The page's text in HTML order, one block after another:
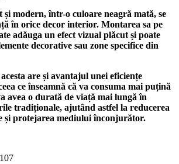
și modern, într-o culoare neagră mată, se
în orice decor interior. Montarea sa pe
adăuga un efect vizual plăcut și poate
decorative sau zone specifice din
are și avantajul unei eficiențe
ce înseamnă că va consuma mai puțină
avea o durată de viață mai lungă în
tradiționale, ajutând astfel la reducerea
și protejarea mediului înconjurător.